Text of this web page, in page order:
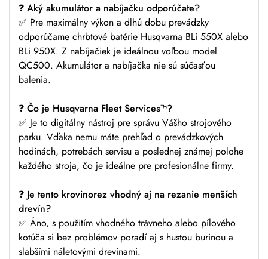
❓ Aký akumulátor a nabíjačku odporúčate?
✅ Pre maximálny výkon a dlhú dobu prevádzky
odporúčame chrbtové batérie Husqvarna BLi 550X alebo
BLi 950X. Z nabíjačiek je ideálnou voľbou model
QC500. Akumulátor a nabíjačka nie sú súčasťou
balenia.
❓ Čo je Husqvarna Fleet Services™?
✅ Je to digitálny nástroj pre správu Vášho strojového
parku. Vďaka nemu máte prehľad o prevádzkových
hodinách, potrebách servisu a poslednej známej polohe
každého stroja, čo je ideálne pre profesionálne firmy.
❓ Je tento krovinorez vhodný aj na rezanie menších
drevín?
✅ Áno, s použitím vhodného trávneho alebo pílového
kotúča si bez problémov poradí aj s hustou burinou a
slabšími náletovými drevinami.